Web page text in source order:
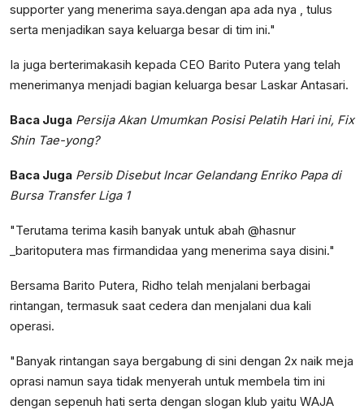
supporter yang menerima saya.dengan apa ada nya , tulus
serta menjadikan saya keluarga besar di tim ini."
Ia juga berterimakasih kepada CEO Barito Putera yang telah
menerimanya menjadi bagian keluarga besar Laskar Antasari.
Baca Juga Persija Akan Umumkan Posisi Pelatih Hari ini, Fix
Shin Tae-yong?
Baca Juga Persib Disebut Incar Gelandang Enriko Papa di
Bursa Transfer Liga 1
"Terutama terima kasih banyak untuk abah @hasnur
_baritoputera mas firmandidaa yang menerima saya disini."
Bersama Barito Putera, Ridho telah menjalani berbagai
rintangan, termasuk saat cedera dan menjalani dua kali
operasi.
"Banyak rintangan saya bergabung di sini dengan 2x naik meja
oprasi namun saya tidak menyerah untuk membela tim ini
dengan sepenuh hati serta dengan slogan klub yaitu WAJA